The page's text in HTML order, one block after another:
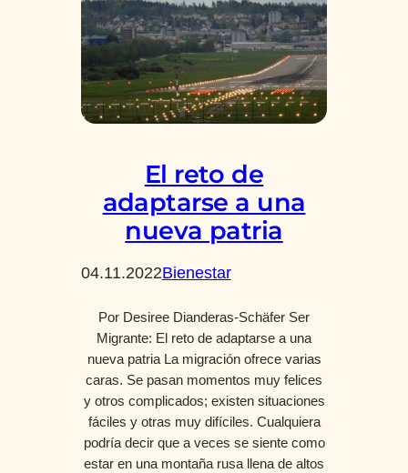
El reto de
adaptarse a una
nueva patria
04.11.2022Bienestar
Por Desiree Dianderas-Schäfer Ser
Migrante: El reto de adaptarse a una
nueva patria La migración ofrece varias
caras. Se pasan momentos muy felices
y otros complicados; existen situaciones
fáciles y otras muy difíciles. Cualquiera
podría decir que a veces se siente como
estar en una montaña rusa llena de altos